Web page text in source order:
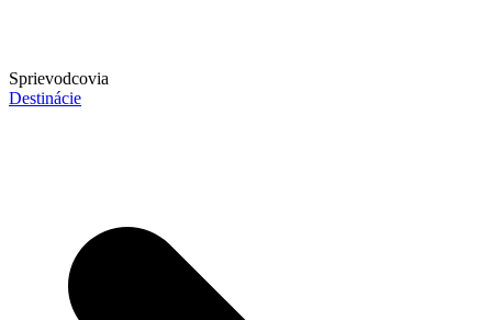
Sprievodcovia
Destinácie